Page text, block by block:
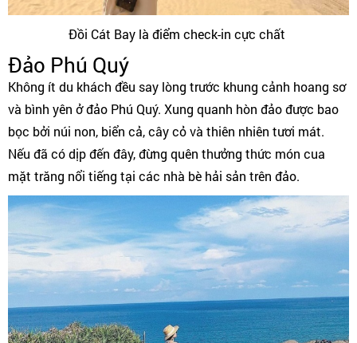
Đồi Cát Bay là điểm check-in cực chất
Đảo Phú Quý
Không ít du khách đều say lòng trước khung cảnh hoang sơ
và bình yên ở đảo Phú Quý. Xung quanh hòn đảo được bao
bọc bởi núi non, biển cả, cây cỏ và thiên nhiên tươi mát.
Nếu đã có dịp đến đây, đừng quên thưởng thức món cua
mặt trăng nổi tiếng tại các nhà bè hải sản trên đảo.